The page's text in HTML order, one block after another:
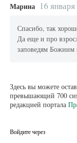
Марина 16
Спасибо, так
Да еще и про
заповедям Божиим
Здесь вы можете
превышающий 700
редакцией портала
Войдите через